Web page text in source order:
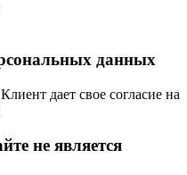
данных
дает свое согласие на
не является